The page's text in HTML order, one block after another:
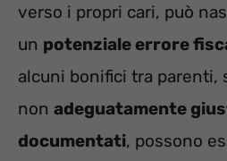
verso i propri cari, può
un potenziale errore
alcuni bonifici tra parenti,
non adeguatamente
documentati, possono